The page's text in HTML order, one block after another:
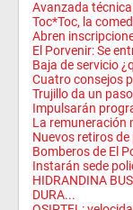
Avanzada
Toc*Toc, la
Abren
El Porvenir: Se
Baja de servicio
Cuatro consejos
Trujillo da un
Impulsarán
La remuneración
Nuevos retiros de
Bomberos de El
Instarán sede
HIDRANDINA
DURA...